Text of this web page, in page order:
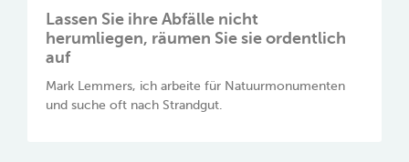
Lassen Sie ihre Abfälle nicht
herumliegen, räumen Sie sie ordentlich
auf
Mark Lemmers, ich arbeite für Natuurmonumenten
und suche oft nach Strandgut.